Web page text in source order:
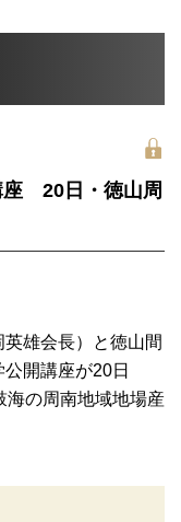
座 20日・徳山周
雄会長）と徳山間
開講座が20日
海の周南地域地場産